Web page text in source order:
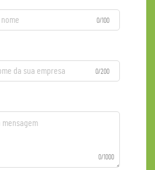
0/100
0/200
0/1000